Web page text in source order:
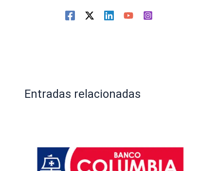
Entradas relacionadas